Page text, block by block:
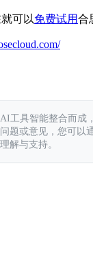
可以免费试用合
工具智能整合而成
题或意见，您可以
解与支持。